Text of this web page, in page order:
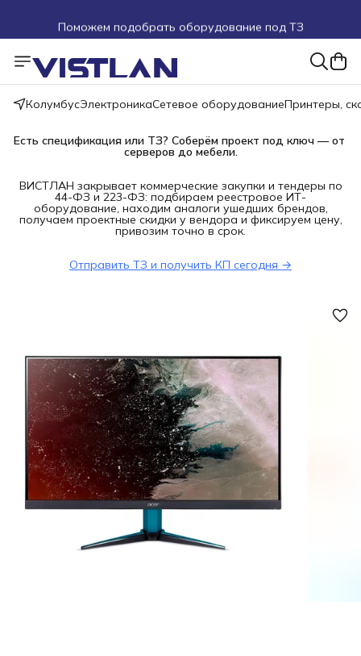
Поможем подобрать оборудование под ТЗ
Пуско-наладочные работы
Пришлите запрос на e-mail или в чат
Более 100 000 позиций в наличии и под заказ
КолумбусЭлектроникаСетевое оборудованиеПринтеры,
Есть спецификация или ТЗ? Соберём проект под ключ — от
серверов до мебели.
ВИСТЛАН закрывает коммерческие закупки и тендеры по
44-ФЗ и 223-ФЗ: подбираем реестровое ИТ-
оборудование, находим аналоги ушедших брендов,
получаем проектные скидки у вендора и фиксируем цену,
привозим точно в срок.
Отправить ТЗ и получить КП сегодня →